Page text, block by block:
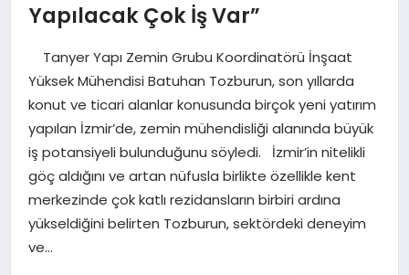
SPOR
TEKNOLOJI
YAŞAM
Yapılacak Çok İş Var”
Tanyer Yapı Zemin Grubu Koordinatörü İnşaat
Yüksek Mühendisi Batuhan Tozburun, son yıllarda
konut ve ticari alanlar konusunda birçok yeni yatırım
yapılan İzmir’de, zemin mühendisliği alanında büyük
iş potansiyeli bulunduğunu söyledi. İzmir’in nitelikli
göç aldığını ve artan nüfusla birlikte özellikle kent
merkezinde çok katlı rezidansların birbiri ardına
yükseldiğini belirten Tozburun, sektördeki deneyim
ve…